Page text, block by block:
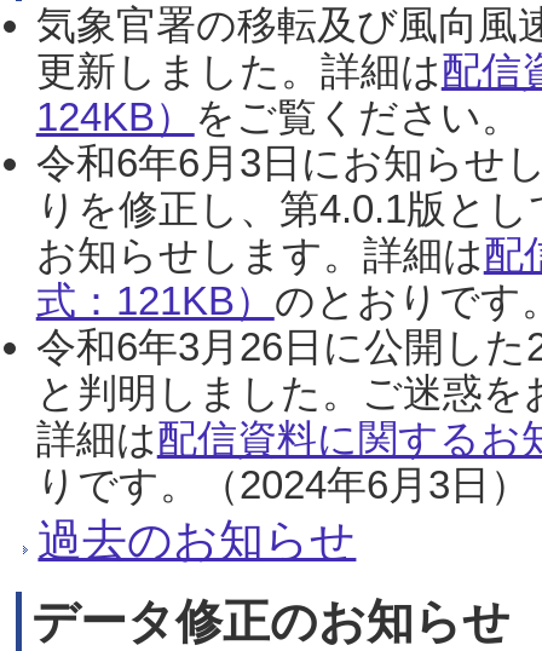
気象官署の移転及び風向風
更新しました。詳細は配信
124KB） をご覧ください。
令和6年6月3日にお知らせ
りを修正し、第4.0.1版と
お知らせします。詳細は配
式：121KB） のとおりです
令和6年3月26日に公開し
と判明しました。ご迷惑
詳細は配信資料に関するお
りです。（2024年6月3日）
過去のお知らせ
データ修正のお知らせ